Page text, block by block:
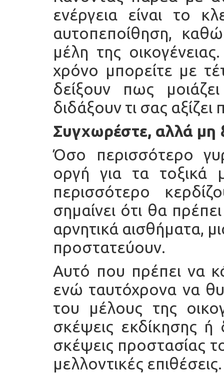
ενέργεια είναι το
αυτοπεποίθηση,
μέλη της
χρόνο μπορείτε με
δείξουν πως
διδάξουν τι σας αξίζει
Συγχωρέστε, αλλά μη
Όσο περισσότερο
οργή για τα τοξικά
περισσότερο
σημαίνει ότι θα
αρνητικά αισθήματα,
προστατεύουν.
Αυτό που πρέπει να
ενώ ταυτόχρονα να
του μέλους της
σκέψεις εκδίκησης ή
σκέψεις προστασίας
μελλοντικές επιθέσεις.